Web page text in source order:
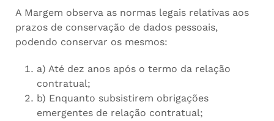
A Margem observa as normas legais relativas aos
prazos de conservação de dados pessoais,
podendo conservar os mesmos:
a) Até dez anos após o termo da relação
contratual;
b) Enquanto subsistirem obrigações
emergentes de relação contratual;